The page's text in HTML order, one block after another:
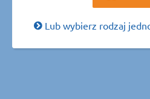
Lub wybierz rodzaj